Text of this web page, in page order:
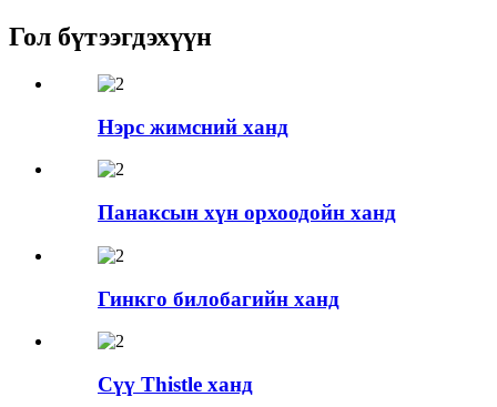
Гол бүтээгдэхүүн
Нэрс жимсний ханд
Панаксын хүн орхоодойн ханд
Гинкго билобагийн ханд
Сүү Thistle ханд